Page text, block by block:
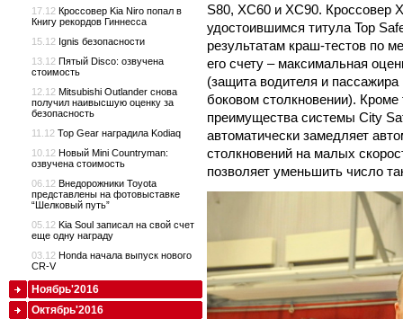
S80, XC60 и XC90. Кроссовер
удостоившимся титула Top
результатам краш-тестов по
его счету – максимальная
(защита водителя и
боковом столкновении).
преимущества системы City
автоматически замедляет
столкновений на малых
позволяет уменьшить число
17.12 Кроссовер Kia Niro попал в
Книгу рекордов Гиннесса
15.12 Ignis безопасности
13.12 Пятый Disco: озвучена
стоимость
12.12 Mitsubishi Outlander снова
получил наивысшую оценку за
безопасность
11.12 Top Gear наградила Kodiaq
10.12 Новый Mini Countryman:
озвучена стоимость
06.12 Внедорожники Toyota
представлены на фотовыставке
“Шелковый путь”
05.12 Kia Soul записал на свой счет
еще одну награду
03.12 Honda начала выпуск нового
CR-V
Ноябрь'2016
Октябрь'2016